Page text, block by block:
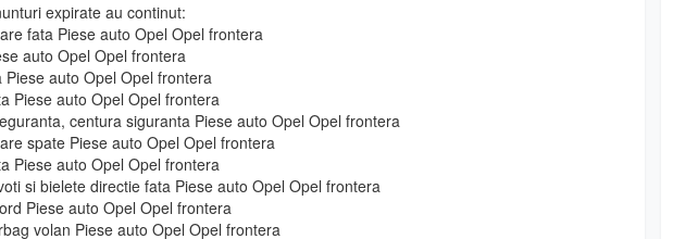
expirate au continut:
fata Piese auto Opel Opel frontera
auto Opel Opel frontera
Piese auto Opel Opel frontera
Piese auto Opel Opel frontera
centura siguranta Piese auto Opel Opel frontera
spate Piese auto Opel Opel frontera
Piese auto Opel Opel frontera
si bielete directie fata Piese auto Opel Opel frontera
Piese auto Opel Opel frontera
volan Piese auto Opel Opel frontera